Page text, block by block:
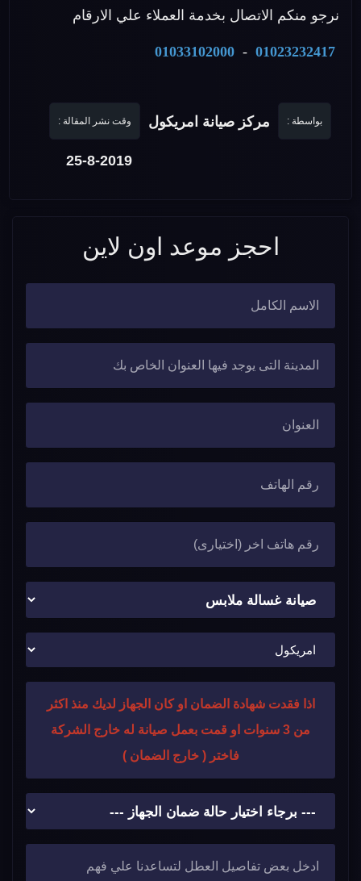
نرجو منكم الاتصال بخدمة العملاء علي الارقام
01023232417
-
01033102000
بواسطة : مركز صيانة امريكول وقت نشر المقالة :
25-8-2019
احجز موعد اون لاين
اذا فقدت شهادة الضمان او كان الجهاز لديك منذ اكثر
من 3 سنوات او قمت بعمل صيانة له خارج الشركة
فاختر ( خارج الضمان )